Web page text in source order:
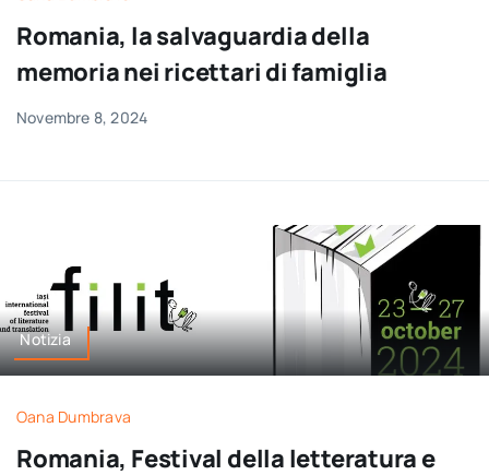
Newsletter
Romania, la salvaguardia della
memoria nei ricettari di famiglia
Novembre 8, 2024
Notizia
Oana Dumbrava
Romania, Festival della letteratura e